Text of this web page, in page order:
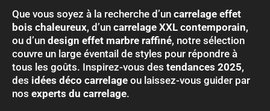
Que vous soyez à la recherche d’un carrelage effet
bois chaleureux, d’un carrelage XXL contemporain,
ou d’un design effet marbre raffiné, notre sélection
couvre un large éventail de styles pour répondre à
tous les goûts. Inspirez-vous des tendances 2025,
des idées déco carrelage ou laissez-vous guider par
nos experts du carrelage.